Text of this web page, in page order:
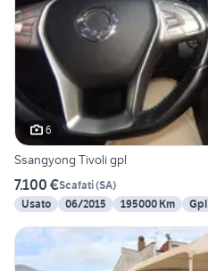
6
Ssangyong Tivoli gpl
7.100 €Scafati(SA)
Usato
06/2015 195000 Km Gpl